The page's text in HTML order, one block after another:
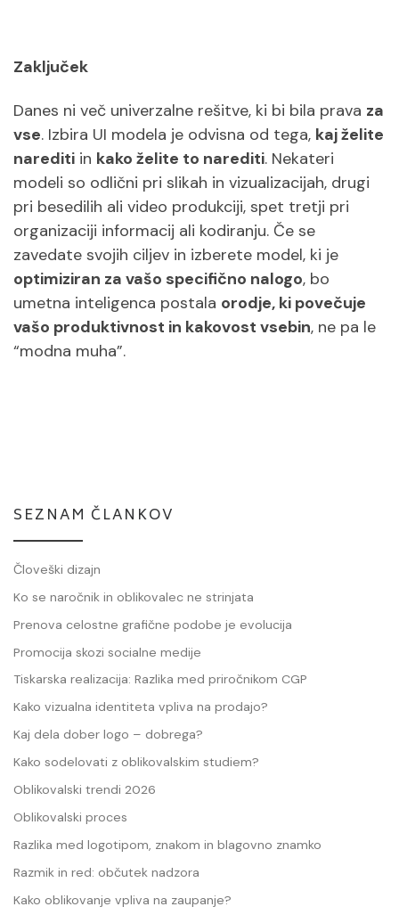
Zaključek
Danes ni več univerzalne rešitve, ki bi bila prava za
vse. Izbira UI modela je odvisna od tega, kaj želite
narediti in kako želite to narediti. Nekateri
modeli so odlični pri slikah in vizualizacijah, drugi
pri besedilih ali video produkciji, spet tretji pri
organizaciji informacij ali kodiranju. Če se
zavedate svojih ciljev in izberete model, ki je
optimiziran za vašo specifično nalogo, bo
umetna inteligenca postala orodje, ki povečuje
vašo produktivnost in kakovost vsebin, ne pa le
“modna muha”.
SEZNAM ČLANKOV
Človeški dizajn
Ko se naročnik in oblikovalec ne strinjata
Prenova celostne grafične podobe je evolucija
Promocija skozi socialne medije
Tiskarska realizacija: Razlika med priročnikom CGP
Kako vizualna identiteta vpliva na prodajo?
Kaj dela dober logo – dobrega?
Kako sodelovati z oblikovalskim studiem?
Oblikovalski trendi 2026
Oblikovalski proces
Razlika med logotipom, znakom in blagovno znamko
Razmik in red: občutek nadzora
Kako oblikovanje vpliva na zaupanje?